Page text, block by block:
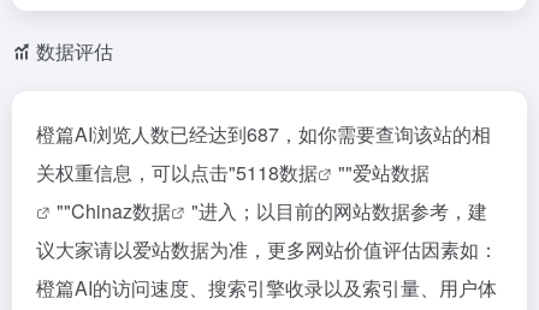
数据评估
橙篇AI浏览人数已经达到687，如你需要查询该站的相
关权重信息，可以点击"5118数据 ""爱站数据
""Chinaz数据
"进入；以目前的网站数据参考，建
议大家请以爱站数据为准，更多网站价值评估因素如：
橙篇AI的访问速度、搜索引擎收录以及索引量、用户体